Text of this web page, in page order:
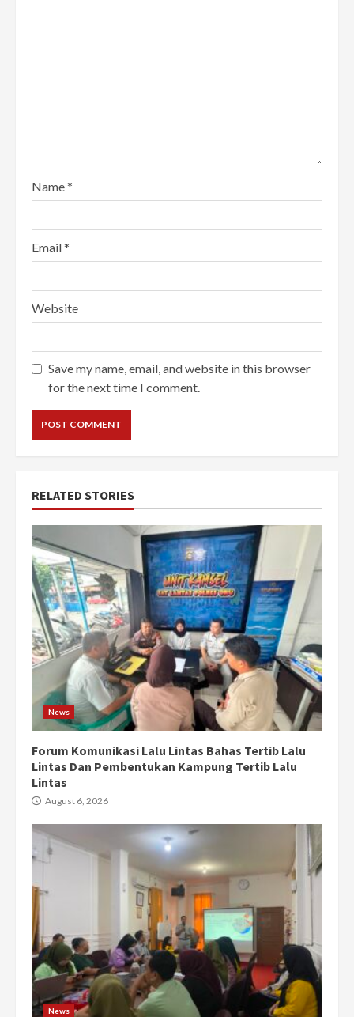
Name*
Email*
Website
Save my name, email, and website in this browser
for the next time I comment.
RELATED STORIES
News
Forum Komunikasi Lalu Lintas Bahas Tertib Lalu
Lintas Dan Pembentukan Kampung Tertib Lalu
Lintas
August 6, 2026
News